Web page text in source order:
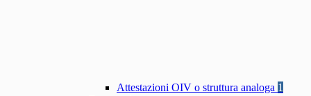
Attestazioni OIV o struttura analoga 1